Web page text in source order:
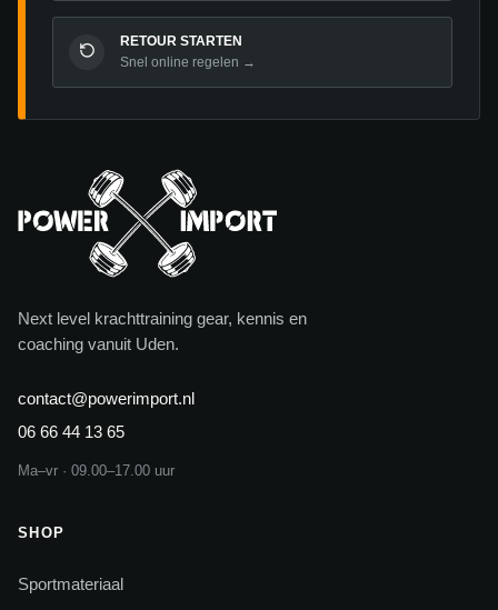
RETOUR STARTEN
Snel online regelen →
Next level krachttraining gear, kennis en
coaching vanuit Uden.
contact@powerimport.nl
06 66 44 13 65
Ma–vr · 09.00–17.00 uur
SHOP
Sportmateriaal